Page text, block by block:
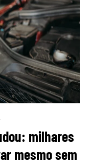
milhares
mesmo sem